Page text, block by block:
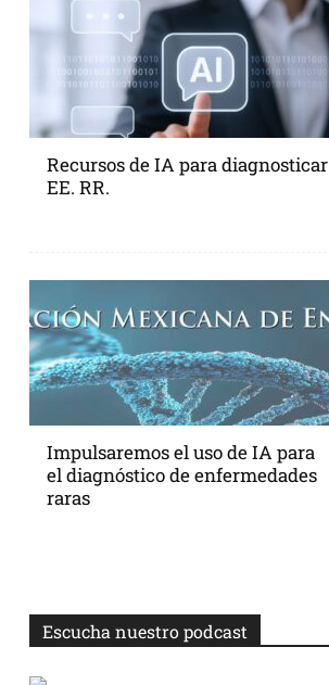
Recursos de IA para diagnosticar
EE. RR.
Impulsaremos el uso de IA para
el diagnóstico de enfermedades
raras
Escucha nuestro podcast